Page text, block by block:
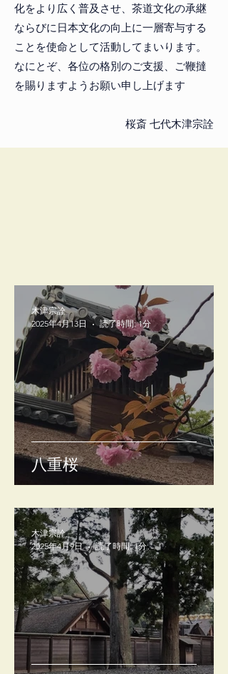
化をより広く普及させ、茶道文化の承継
ならびに日本文化の向上に一層寄与する
ことを使命として活動してまいります。
なにとぞ、各位の格別のご支援、ご鞭撻
を賜りますようお願い申し上げます
桜斎 七代木津宗詮
八重桜
木津宗詮
2025年4月13日
読了時間: 1分
木津宗詮
2025年4月9日
読了時間: 1分